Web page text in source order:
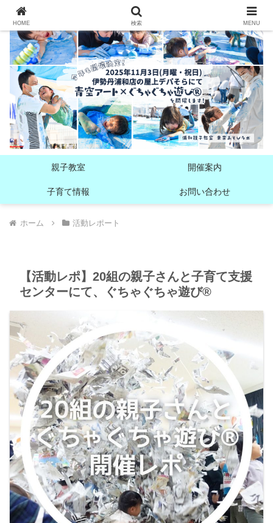
親子教室 開催案内
子育て情報 お問い合わせ
ホーム 活動レポート
【活動レポ】20組の親子さんと子育て支援
センターにて、ぐちゃぐちゃ遊び®
HOME 検索 MENU